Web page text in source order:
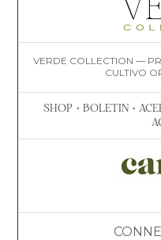
VERDE COLLECTION —
CULTIVO
SHOP • BOLETIN •